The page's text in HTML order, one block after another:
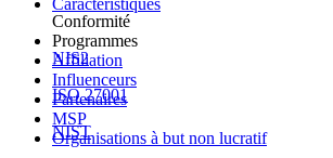
Conformité
NIS2
ISO 27001
NIST
Caractéristiques
Programmes
Affiliation
Influenceurs
Partenaires
MSP
Organisations à but non lucratif